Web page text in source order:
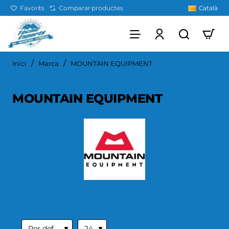
Favorits Comparar productes Català
Inici homeMarca MOUNTAIN EQUIPMENT
MOUNTAIN EQUIPMENT